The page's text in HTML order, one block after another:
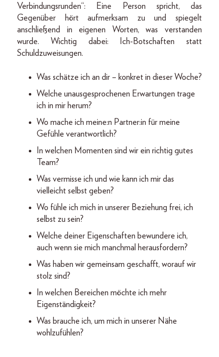
Verbindungsrunden“: Eine Person spricht, das
Gegenüber hört aufmerksam zu und spiegelt
anschließend in eigenen Worten, was verstanden
wurde. Wichtig dabei: Ich-Botschaften statt
Schuldzuweisungen.
Was schätze ich an dir – konkret in dieser Woche?
Welche unausgesprochenen Erwartungen trage
ich in mir herum?
Wo mache ich meine:n Partner:in für meine
Gefühle verantwortlich?
In welchen Momenten sind wir ein richtig gutes
Team?
Was vermisse ich und wie kann ich mir das
vielleicht selbst geben?
Wo fühle ich mich in unserer Beziehung frei, ich
selbst zu sein?
Welche deiner Eigenschaften bewundere ich,
auch wenn sie mich manchmal herausfordern?
Was haben wir gemeinsam geschafft, worauf wir
stolz sind?
In welchen Bereichen möchte ich mehr
Eigenständigkeit?
Was brauche ich, um mich in unserer Nähe
wohlzufühlen?